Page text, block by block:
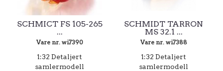
SCHMICT FS 105-265
...
Vare nr. wi7390
1:32 Detaljert
samlermodell
SCHMIDT TARRON
MS 32.1 ...
Vare nr. wi7388
1:32 Detaljert
samlermodell